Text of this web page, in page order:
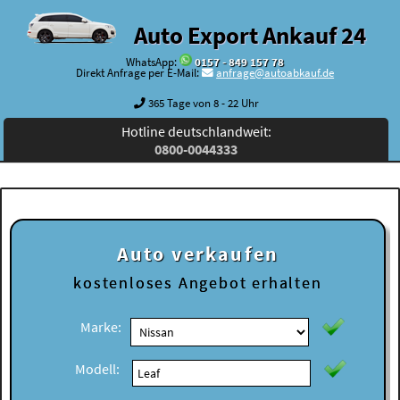
Auto Export Ankauf 24
WhatsApp:
0157 - 849 157 78
Direkt Anfrage per E-Mail:
anfrage@autoabkauf.de
365 Tage von 8 - 22 Uhr
Hotline deutschlandweit:
0800-0044333
Auto verkaufen
kostenloses Angebot erhalten
Marke:
Modell: